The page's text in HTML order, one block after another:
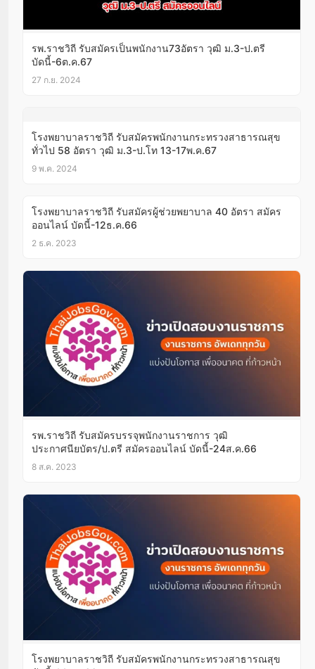
รพ.ราชวิถี รับสมัครเป็นพนักงาน73อัตรา วุฒิ ม.3-ป.ตรี
บัดนี้-6ต.ค.67
27 ก.ย. 2024
โรงพยาบาลราชวิถี รับสมัครพนักงานกระทรวงสาธารณสุข
ทั่วไป 58 อัตรา วุฒิ ม.3-ป.โท 13-17พ.ค.67
9 พ.ค. 2024
โรงพยาบาลราชวิถี รับสมัครผู้ช่วยพยาบาล 40 อัตรา สมัคร
ออนไลน์ บัดนี้-12ธ.ค.66
2 ธ.ค. 2023
รพ.ราชวิถี รับสมัครบรรจุพนักงานราชการ วุฒิ
ประกาศนียบัตร/ป.ตรี สมัครออนไลน์ บัดนี้-24ส.ค.66
8 ส.ค. 2023
โรงพยาบาลราชวิถี รับสมัครพนักงานกระทรวงสาธารณสุข